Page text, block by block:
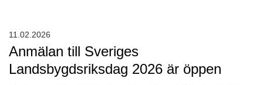
Anmälan till Sveriges
Landsbygdsriksdag 2026 är öppen
11.02.2026